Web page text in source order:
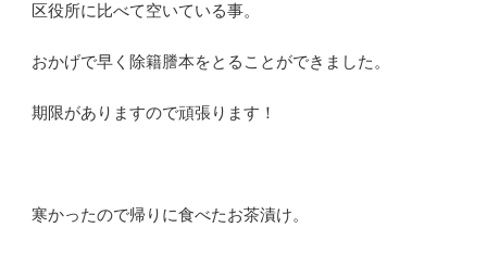
区役所に比べて空いている事。
おかげで早く除籍謄本をとることができました。
期限がありますので頑張ります！
寒かったので帰りに食べたお茶漬け。